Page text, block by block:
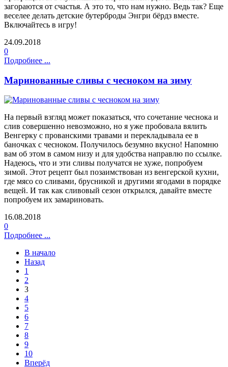
загораются от счастья. А это то, что нам нужно. Ведь так? Еще
веселее делать детские бутерброды Энгри бёрдз вместе.
Включайтесь в игру!
24.09.2018
0
Подробнее ...
Маринованные сливы с чесноком на зиму
На первый взгляд может показаться, что сочетание чеснока и
слив совершенно невозможно, но я уже пробовала вялить
Венгерку с прованскими травами и перекладывала ее в
баночках с чесноком. Получилось безумно вкусно! Напомню
вам об этом в самом низу и для удобства направлю по ссылке.
Надеюсь, что и эти сливы получатся не хуже, попробуем
зимой. Этот рецепт был позаимствован из венгерской кухни,
где мясо со сливами, брусникой и другими ягодами в порядке
вещей. И так как сливовый сезон открылся, давайте вместе
попробуем их замариновать.
16.08.2018
0
Подробнее ...
В начало
Назад
1
2
3
4
5
6
7
8
9
10
Вперёд